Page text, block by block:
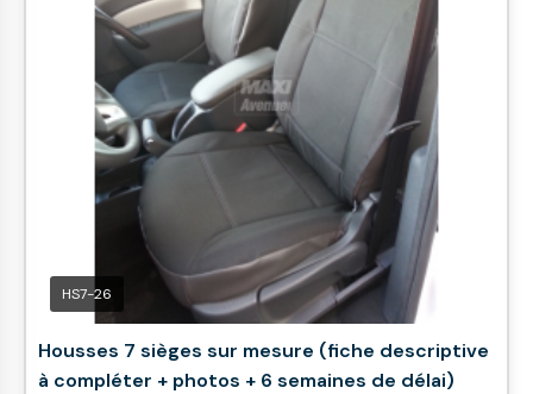
HS7-26
Housses 7 sièges sur mesure (fiche descriptive
à compléter + photos + 6 semaines de délai)